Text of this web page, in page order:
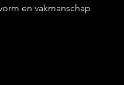
en vakmanschap